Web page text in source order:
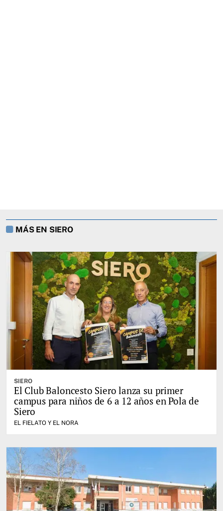
MÁS EN SIERO
SIERO
El Club Baloncesto Siero lanza su primer
campus para niños de 6 a 12 años en Pola de
Siero
EL FIELATO Y EL NORA